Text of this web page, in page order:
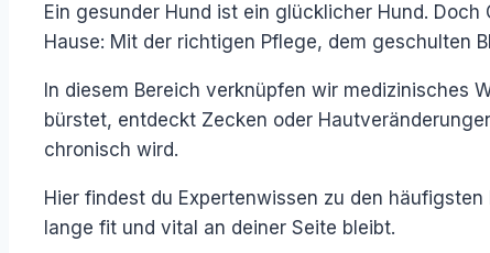
Ein gesunder Hund ist ein glücklicher Hund.
Hause: Mit der richtigen Pflege, dem geschulten
In diesem Bereich verknüpfen wir medizinisches
bürstet, entdeckt Zecken oder
chronisch wird.
Hier findest du Expertenwissen zu den
lange fit und vital an deiner Seite bleibt.